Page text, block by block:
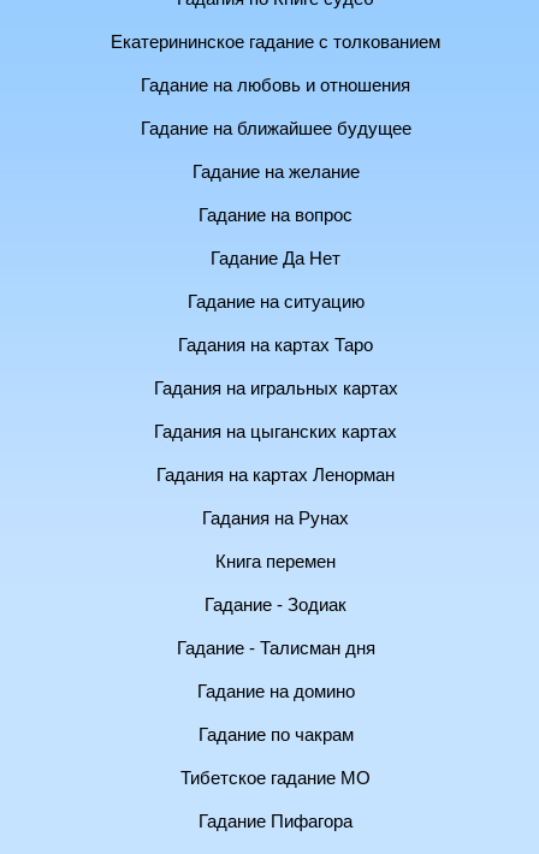
Екатерининское гадание с толкованием
Гадание на любовь и отношения
Гадание на ближайшее будущее
Гадание на желание
Гадание на вопрос
Гадание Да Нет
Гадание на ситуацию
Гадания на картах Таро
Гадания на игральных картах
Гадания на цыганских картах
Гадания на картах Ленорман
Гадания на Рунах
Книга перемен
Гадание - Зодиак
Гадание - Талисман дня
Гадание на домино
Гадание по чакрам
Тибетское гадание МО
Гадание Пифагора